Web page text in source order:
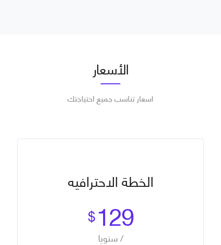
الأسعار
اسعار تناسب جميع احتياجتك
الخطة الاحترافيه
$129
/ سنويا